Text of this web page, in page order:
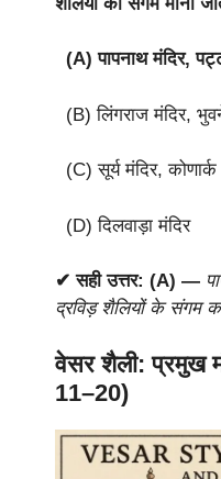
(A) पापनाथ मंदिर,
(B) लिंगराज मंदिर,
(C) सूर्य मंदिर, कोणार्क
(D) दिलवाड़ा मंदिर
✔ सही उत्तर: (A) —
द्रविड़ शैलियों के संगम
वेसर शैली: प्रमुख
11–20)